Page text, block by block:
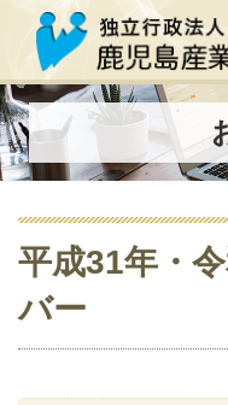
平成31年・
バー